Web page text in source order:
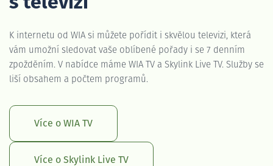
K internetu od WIA si můžete pořídit i skvělou televizi, která
vám umožní sledovat vaše oblíbené pořady i se 7 denním
zpožděním. V nabídce máme WIA TV a Skylink Live TV. Služby se
liší obsahem a počtem programů.
Více o WIA TV
Více o Skylink Live TV